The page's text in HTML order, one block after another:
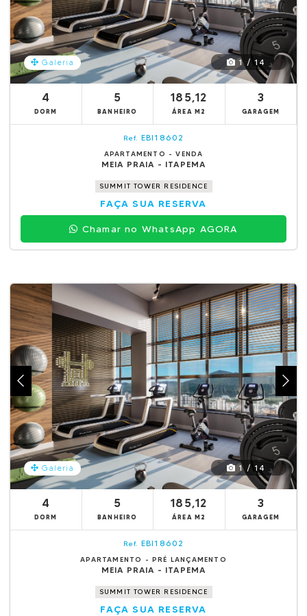
Galeria 1 / 14
4
DORM
5
BANHEIRO
185,12
ÁREA M2
3
GARAGEM
Ref. EBI18602
APARTAMENTO - VENDA
MEIA PRAIA - ITAPEMA
SUMMIT TOWER RESIDENCE
FAÇA SUA RESERVA
Chamar no WhatsApp AGORA
Galeria 1 / 14
4
DORM
5
BANHEIRO
185,12
ÁREA M2
3
GARAGEM
Ref. EBI18602
APARTAMENTO - PRÉ LANÇAMENTO
MEIA PRAIA - ITAPEMA
SUMMIT TOWER RESIDENCE
FAÇA SUA RESERVA